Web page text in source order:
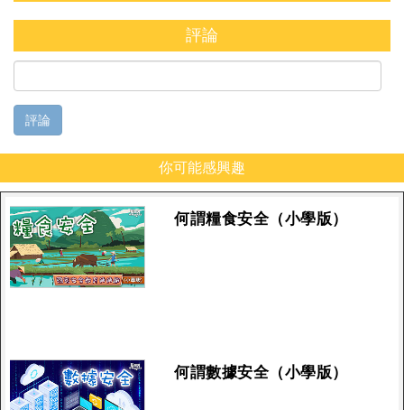
評論
評論
你可能感興趣
何謂糧食安全（小學版）
何謂數據安全（小學版）